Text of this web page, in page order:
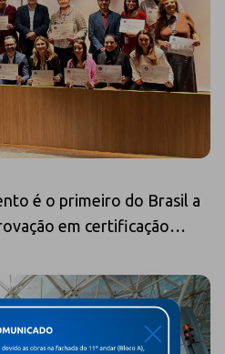
é o primeiro do Brasil a
em certificação
X